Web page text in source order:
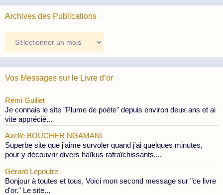
Archives des Publications
des
Publications
Vos Messages sur le Livre d’or
Rémi Guillet
Je connais le site "Plume de poète" depuis environ deux ans et ai
vite apprécié...
Axelle BOUCHER NGAMANI
Superbe site que j'aime survoler quand j'ai quelques minutes,
pour y découvrir divers haïkus rafraîchissants....
Gérard Lepoutre
Bonjour à toutes et tous, Voici mon second message sur "ce livre
d'or." Le site...